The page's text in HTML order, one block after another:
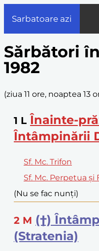
Sarbatoare azi
Sărbători
1982
(ziua 11 ore, noaptea 13
1 L Înainte-
Întâmpinării
Sf. Mc. Trifon
Sf. Mc. Perpetua și
(Nu se fac nunți)
2 M (†)
(Stratenia)